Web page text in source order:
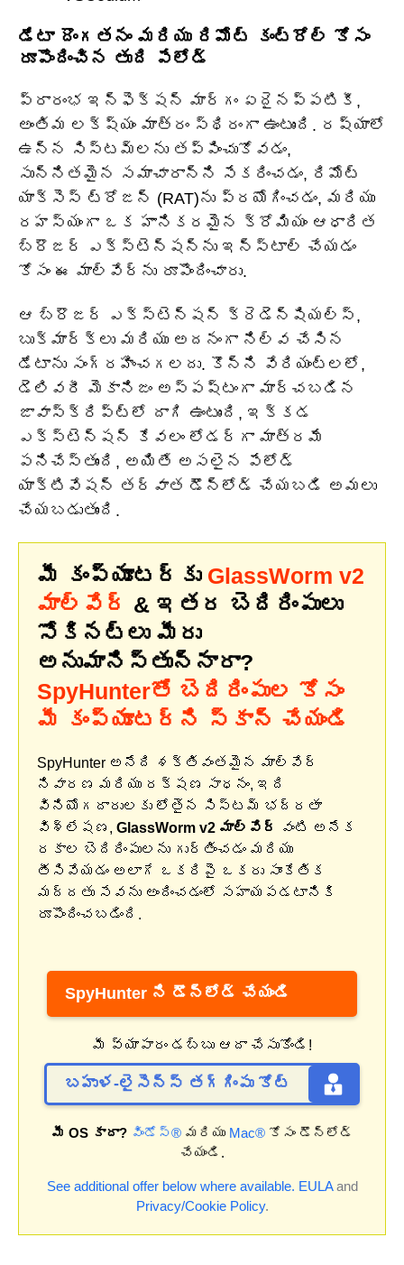
డేటా దొంగతనం మరియు రిమోట్ కంట్రోల్ కోసం
రూపొందించిన తుది పేలోడ్
ప్రారంభ ఇన్ఫెక్షన్ మార్గం ఏదైనప్పటికీ,
అంతిమ లక్ష్యం మాత్రం స్థిరంగా ఉంటుంది. రష్యాలో
ఉన్న సిస్టమ్‌లను తప్పించుకోవడం,
సున్నితమైన సమాచారాన్ని సేకరించడం, రిమోట్
యాక్సెస్ ట్రోజన్ (RAT)ను ప్రయోగించడం, మరియు
రహస్యంగా ఒక హానికరమైన క్రోమియం ఆధారిత
బ్రౌజర్ ఎక్స్‌టెన్షన్‌ను ఇన్‌స్టాల్ చేయడం
కోసం ఈ మాల్వేర్‌ను రూపొందించారు.
ఆ బ్రౌజర్ ఎక్స్‌టెన్షన్ క్రెడెన్షియల్స్,
బుక్‌మార్క్‌లు మరియు అదనంగా నిల్వ చేసిన
డేటాను సంగ్రహించగలదు. కొన్ని వేరియంట్‌లలో,
డెలివరీ మెకానిజం అస్పష్టంగా మార్చబడిన
జావాస్క్రిప్ట్‌లో దాగి ఉంటుంది, ఇక్కడ
ఎక్స్‌టెన్షన్ కేవలం లోడర్‌గా మాత్రమే
పనిచేస్తుంది, అయితే అసలైన పేలోడ్
యాక్టివేషన్ తర్వాత డౌన్‌లోడ్ చేయబడి అమలు
చేయబడుతుంది.
మీ కంప్యూటర్‌కు GlassWorm v2
మాల్వేర్ & ఇతర బెదిరింపులు
సోకినట్లు మీరు
అనుమానిస్తున్నారా?
SpyHunterతో బెదిరింపుల కోసం
మీ కంప్యూటర్‌ని స్కాన్ చేయండి
SpyHunter అనేది శక్తివంతమైన మాల్వేర్
నివారణ మరియు రక్షణ సాధనం, ఇది
వినియోగదారులకు లోతైన సిస్టమ్ భద్రతా
విశ్లేషణ, GlassWorm v2 మాల్వేర్
వంటి అనేక
రకాల బెదిరింపులను గుర్తించడం మరియు
తీసివేయడం అలాగే ఒకరిపై ఒకరు సాంకేతిక
మద్దతు సేవను అందించడంలో సహాయపడటానికి
రూపొందించబడింది.
SpyHunter ని డౌన్‌లోడ్ చేయండి
మీ వ్యాపారం డబ్బు ఆదా చేసుకోండి!
బహుళ-లైసెన్స్ తగ్గింపు కోట్
మీ OS కాదా? విండోస్®మరియు Mac®కోసం డౌన్‌లోడ్
చేయండి.
See additional offer below where available. EULAand
Privacy/Cookie Policy.